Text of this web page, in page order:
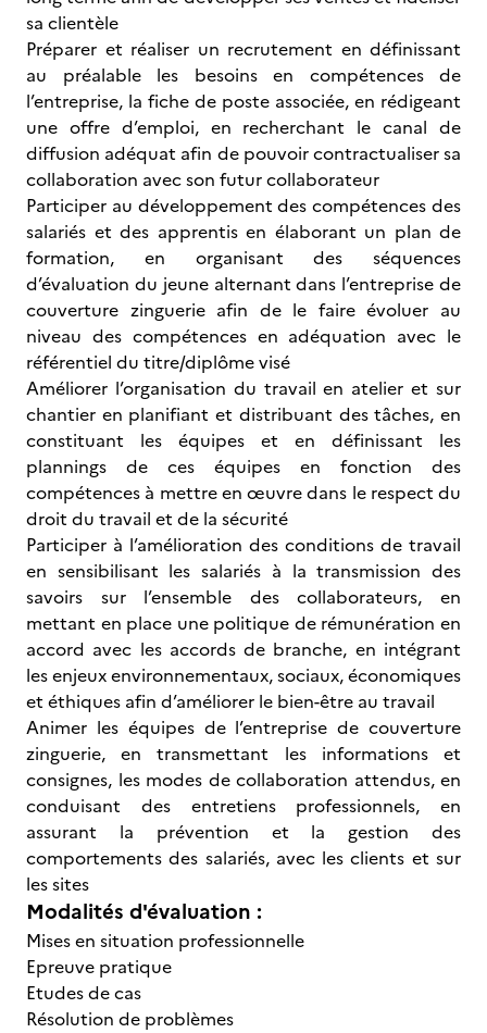
sa clientèle
Préparer et réaliser un recrutement en définissant
au préalable les besoins en compétences de
l’entreprise, la fiche de poste associée, en rédigeant
une offre d’emploi, en recherchant le canal de
diffusion adéquat afin de pouvoir contractualiser sa
collaboration avec son futur collaborateur
Participer au développement des compétences des
salariés et des apprentis en élaborant un plan de
formation, en organisant des séquences
d’évaluation du jeune alternant dans l’entreprise de
couverture zinguerie afin de le faire évoluer au
niveau des compétences en adéquation avec le
référentiel du titre/diplôme visé
Améliorer l’organisation du travail en atelier et sur
chantier en planifiant et distribuant des tâches, en
constituant les équipes et en définissant les
plannings de ces équipes en fonction des
compétences à mettre en œuvre dans le respect du
droit du travail et de la sécurité
Participer à l’amélioration des conditions de travail
en sensibilisant les salariés à la transmission des
savoirs sur l’ensemble des collaborateurs, en
mettant en place une politique de rémunération en
accord avec les accords de branche, en intégrant
les enjeux environnementaux, sociaux, économiques
et éthiques afin d’améliorer le bien-être au travail
Animer les équipes de l’entreprise de couverture
zinguerie, en transmettant les informations et
consignes, les modes de collaboration attendus, en
conduisant des entretiens professionnels, en
assurant la prévention et la gestion des
comportements des salariés, avec les clients et sur
les sites
Modalités d'évaluation :
Mises en situation professionnelle
Epreuve pratique
Etudes de cas
Résolution de problèmes